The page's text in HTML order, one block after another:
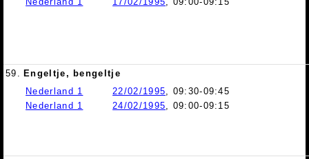
59. Engeltje, bengeltje
Nederland 1
22/02/1995, 09:30-09:45
Nederland 1
24/02/1995, 09:00-09:15